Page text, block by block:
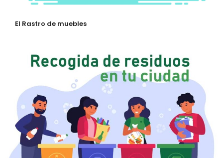
El Rastro de muebles